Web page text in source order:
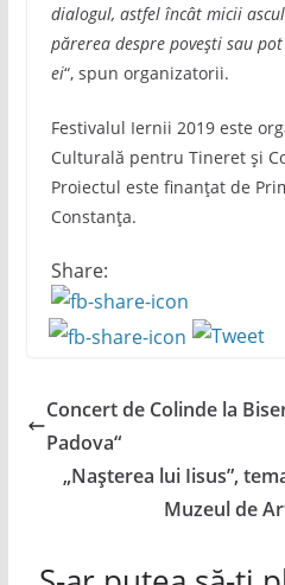
dialogul, astfel încât micii
părerea despre povești sau
ei“, spun organizatorii.
Festivalul Iernii 2019 este
Culturală pentru Tineret și
Proiectul este finanțat de
Constanța.
Share:
Concert de Colinde la
Padova“
„Nașterea lui Iisus”,
Muzeul de